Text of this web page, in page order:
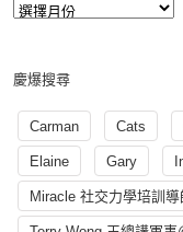
慶爆搜尋
Carman Cats
Elaine Gary
Miracle 社交力學培訓導